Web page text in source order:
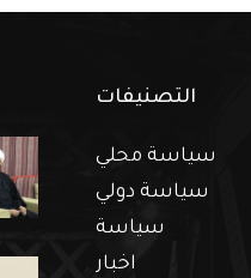
التصنيفات
سياسة محلي
سياسة دولي
سياسة
اخبار